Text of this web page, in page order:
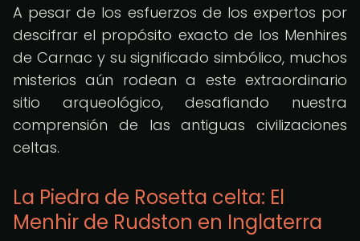
A pesar de los esfuerzos de los expertos por
descifrar el propósito exacto de los Menhires
de Carnac y su significado simbólico, muchos
misterios aún rodean a este extraordinario
sitio arqueológico, desafiando nuestra
comprensión de las antiguas civilizaciones
celtas.
La Piedra de Rosetta celta: El
Menhir de Rudston en Inglaterra